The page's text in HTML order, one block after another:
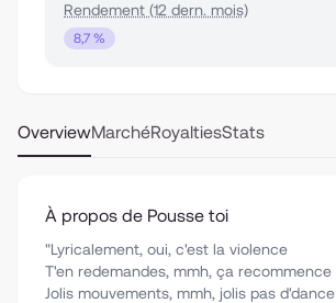
Rendement (12 dern. mois)
8,7 %
OverviewMarchéRoyaltiesStats
À propos de Pousse toi
"Lyricalement, oui, c'est la violence
T'en redemandes, mmh, ça recommence
Jolis mouvements, mmh, jolis pas d'dance